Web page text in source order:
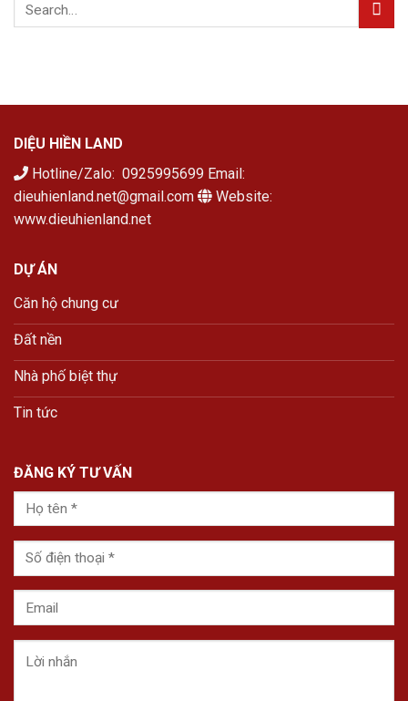
DIỆU HIỀN LAND
Hotline/Zalo: 0925995699 Email:
dieuhienland.net@gmail.com
Website:
www.dieuhienland.net
DỰ ÁN
Căn hộ chung cư
Đất nền
Nhà phố biệt thự
Tin tức
ĐĂNG KÝ TƯ VẤN